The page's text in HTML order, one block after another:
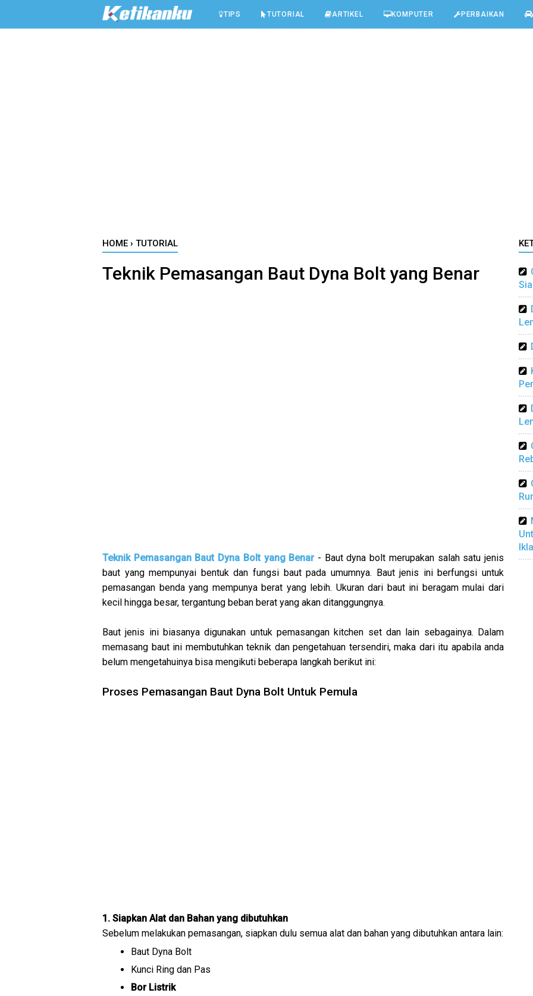
TIPS TUTORIAL ARTIKEL KOMPUTER PERBAIKAN
HOME › TUTORIAL
Teknik Pemasangan Baut Dyna Bolt yang Benar
Teknik Pemasangan Baut Dyna Bolt yang Benar- Baut dyna bolt merupakan salah satu jenis
baut yang mempunyai bentuk dan fungsi baut pada umumnya. Baut jenis ini berfungsi untuk
pemasangan benda yang mempunya berat yang lebih. Ukuran dari baut ini beragam mulai dari
kecil hingga besar, tergantung beban berat yang akan ditanggungnya.
Baut jenis ini biasanya digunakan untuk pemasangan kitchen set dan lain sebagainya. Dalam
memasang baut ini membutuhkan teknik dan pengetahuan tersendiri, maka dari itu apabila anda
belum mengetahuinya bisa mengikuti beberapa langkah berikut ini:
Proses Pemasangan Baut Dyna Bolt Untuk Pemula
1. Siapkan Alat dan Bahan yang dibutuhkan
Sebelum melakukan pemasangan, siapkan dulu semua alat dan bahan yang dibutuhkan antara lain:
Baut Dyna Bolt
Kunci Ring dan Pas
Bor Listrik